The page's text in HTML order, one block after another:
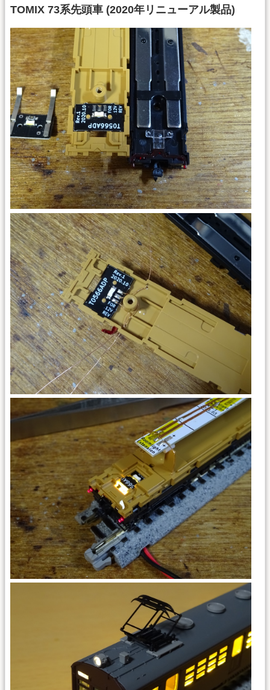
TOMIX 73系先頭車 (2020年リニューアル製品)